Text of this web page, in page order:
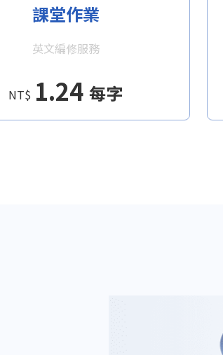
課堂作業
英文編修服務
NT$ 1.24 每字